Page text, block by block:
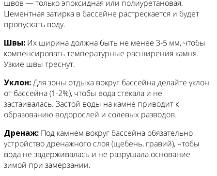
швов — только эпоксидная или полиуретановая.
Цементная затирка в бассейне растрескается и будет
пропускать воду.
Швы: Их ширина должна быть не менее 3-5 мм, чтобы
компенсировать температурные расширения камня.
Узкие швы треснут.
Уклон:Для зоны отдыха вокруг бассейна делайте уклон
от бассейна (1-2%), чтобы вода стекала и не
застаивалась. Застой воды на камне приводит к
образованию водорослей и солевых разводов.
Дренаж: Под камнем вокруг бассейна обязательно
устройство дренажного слоя (щебень, гравий), чтобы
вода не задерживалась и не разрушала основание
зимой при замерзании.